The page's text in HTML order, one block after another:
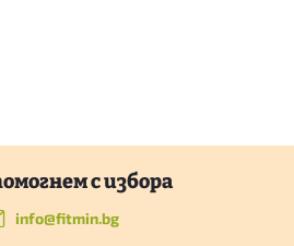
info@fitmin.bg